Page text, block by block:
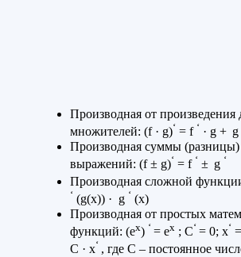
Производная от произведения
множителей: (f · g)‘ = f ‘ · g + g
Производная суммы
выражений: (f ± g)‘ = f ‘ ± g ‘
Производная сложной
‘ (g(x)) · g ‘ (x)
Производная от простых
функций: (ex) ‘ = ex ; С‘ = 0; x‘
С · х‘ , где С – постоянное